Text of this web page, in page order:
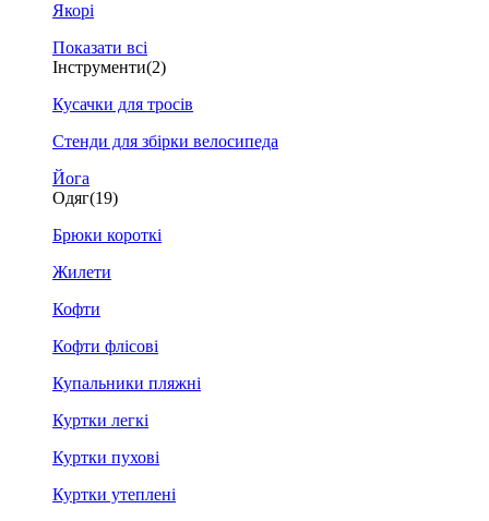
Якорі
Показати всі
Інструменти(2)
Кусачки для тросів
Стенди для збірки велосипеда
Йога
Одяг(19)
Брюки короткі
Жилети
Кофти
Кофти флісові
Купальники пляжні
Куртки легкі
Куртки пухові
Куртки утеплені